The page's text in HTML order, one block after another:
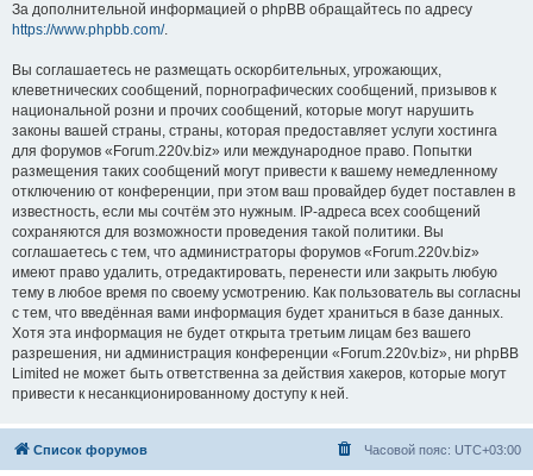
За дополнительной информацией о phpBB обращайтесь по адресу
https://www.phpbb.com/.
Вы соглашаетесь не размещать оскорбительных, угрожающих,
клеветнических сообщений, порнографических сообщений, призывов к
национальной розни и прочих сообщений, которые могут нарушить
законы вашей страны, страны, которая предоставляет услуги хостинга
для форумов «Forum.220v.biz» или международное право. Попытки
размещения таких сообщений могут привести к вашему немедленному
отключению от конференции, при этом ваш провайдер будет поставлен в
известность, если мы сочтём это нужным. IP-адреса всех сообщений
сохраняются для возможности проведения такой политики. Вы
соглашаетесь с тем, что администраторы форумов «Forum.220v.biz»
имеют право удалить, отредактировать, перенести или закрыть любую
тему в любое время по своему усмотрению. Как пользователь вы согласны
с тем, что введённая вами информация будет храниться в базе данных.
Хотя эта информация не будет открыта третьим лицам без вашего
разрешения, ни администрация конференции «Forum.220v.biz», ни phpBB
Limited не может быть ответственна за действия хакеров, которые могут
привести к несанкционированному доступу к ней.
Список форумов Часовой пояс: UTC+03:00